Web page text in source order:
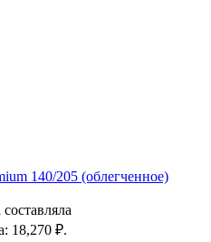
140/205 (облегченное)
18,270 ₽.